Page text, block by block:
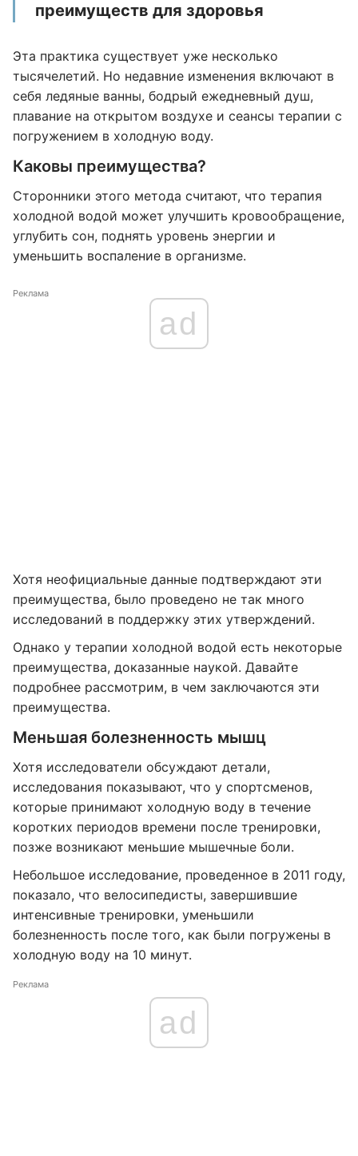
преимуществ для здоровья
Эта практика существует уже несколько
тысячелетий. Но недавние изменения включают в
себя ледяные ванны, бодрый ежедневный душ,
плавание на открытом воздухе и сеансы терапии с
погружением в холодную воду.
Каковы преимущества?
Сторонники этого метода считают, что терапия
холодной водой может улучшить кровообращение,
углубить сон, поднять уровень энергии и
уменьшить воспаление в организме.
Реклама
ad
Хотя неофициальные данные подтверждают эти
преимущества, было проведено не так много
исследований в поддержку этих утверждений.
Однако у терапии холодной водой есть некоторые
преимущества, доказанные наукой. Давайте
подробнее рассмотрим, в чем заключаются эти
преимущества.
Меньшая болезненность мышц
Хотя исследователи обсуждают детали,
исследования показывают, что у спортсменов,
которые принимают холодную воду в течение
коротких периодов времени после тренировки,
позже возникают меньшие мышечные боли.
Небольшое исследование, проведенное в 2011 году,
показало, что велосипедисты, завершившие
интенсивные тренировки, уменьшили
болезненность после того, как были погружены в
холодную воду на 10 минут.
Реклама
ad